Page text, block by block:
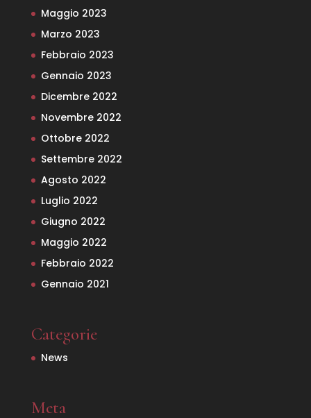
Maggio 2023
Marzo 2023
Febbraio 2023
Gennaio 2023
Dicembre 2022
Novembre 2022
Ottobre 2022
Settembre 2022
Agosto 2022
Luglio 2022
Giugno 2022
Maggio 2022
Febbraio 2022
Gennaio 2021
Categorie
News
Meta